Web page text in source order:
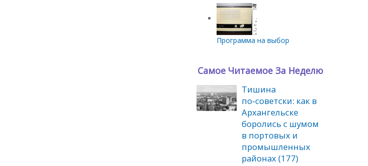
Программа на выбор
Самое Читаемое За Неделю
Тишина
по‑советски: как в
Архангельске
боролись с шумом
в портовых и
промышленных
районах (177)